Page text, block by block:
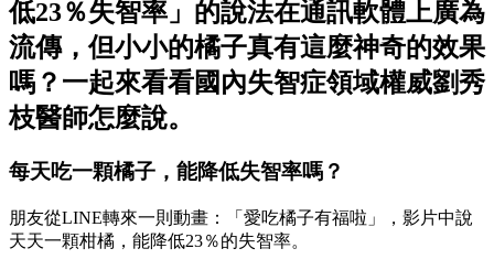
低23％失智率」的說法在通訊軟體上廣為
流傳，但小小的橘子真有這麼神奇的效果
嗎？一起來看看國內失智症領域權威劉秀
枝醫師怎麼說。
每天吃一顆橘子，能降低失智率嗎？
朋友從LINE轉來一則動畫：「愛吃橘子有福啦」，影片中說
天天一顆柑橘，能降低23％的失智率。